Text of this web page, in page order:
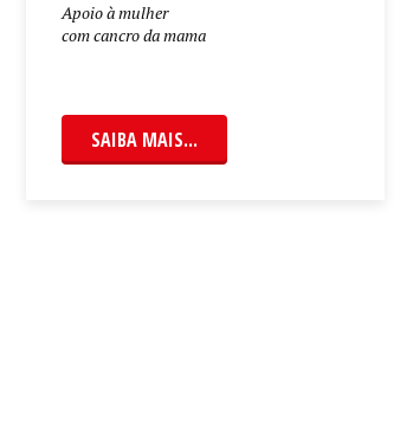
Apoio à mulher
com cancro da mama
SAIBA MAIS...